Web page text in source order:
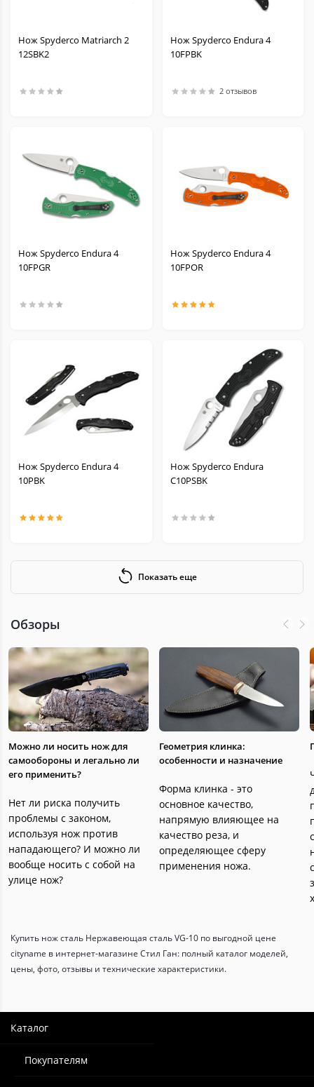
Нож Spyderco Matriarch 2
12SBK2
Нож Spyderco Endura 4
10FPBK
2 отзывов
Нож Spyderco Endura 4
10FPGR
Нож Spyderco Endura 4
10FPOR
Нож Spyderco Endura 4
10PBK
Нож Spyderco Endura
C10PSBK
Показать еще
Обзоры
Можно ли носить нож для
самообороны и легально ли
его применить?
Нет ли риска получить
проблемы с законом,
используя нож против
нападающего? И можно ли
вообще носить с собой на
улице нож?
Геометрия клинка:
особенности и назначение
Форма клинка - это
основное качество,
напрямую влияющее на
качество реза, и
определяющее сферу
применения ножа.
Купить нож сталь Нержавеющая сталь VG-10 по выгодной цене
cityname в интернет-магазине Стил Ган: полный каталог моделей,
цены, фото, отзывы и технические характеристики.
Каталог
Покупателям